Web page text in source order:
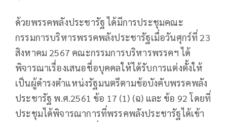
ด้วยพรรคพลังประชารัฐ ได้มีการประชุมคณะ
กรรมการบริหารพรรคพลังประชารัฐเมื่อวันศุกร์ที่ 23
สิงหาคม 2567 คณะกรรมการบริหารพรรคฯ ได้
พิจารณาเรื่องเสนอชื่อบุคคลให้ได้รับการแต่งตั้งให้
เป็นผู้ดำรงตำแหน่งรัฐมนตรีตามข้อบังคับพรรคพลัง
ประชารัฐ พ.ศ.2561 ข้อ 17 (1) (ฉ) และ ข้อ 92 โดยที่
ประชุมได้พิจารณาการที่พรรคพลังประชารัฐได้เข้า